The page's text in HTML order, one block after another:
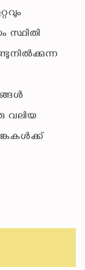
വലിയ